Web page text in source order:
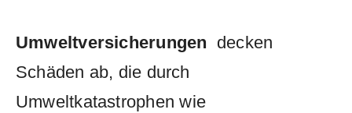
Umweltversicherungen ‌ decken
‌Schäden​ ab, die durch
Umweltkatastrophen⁤ wie